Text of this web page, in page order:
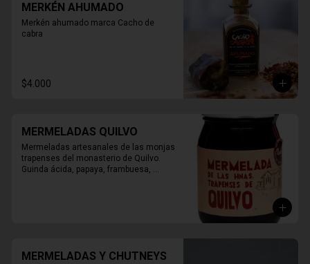
MERKÉN AHUMADO
Merkén ahumado marca Cacho de
cabra
$4.000
MERMELADAS QUILVO
Mermeladas artesanales de las monjas
trapenses del monasterio de Quilvo.
Guinda ácida, papaya, frambuesa,
MERMELADAS Y CHUTNEYS